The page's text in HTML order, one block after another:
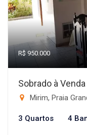
R$ 950.000
Sobrado à
Mirim, Praia
3 Quartos 4